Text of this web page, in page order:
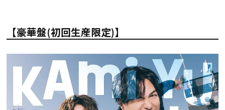
【豪華盤(初回生産限定)】